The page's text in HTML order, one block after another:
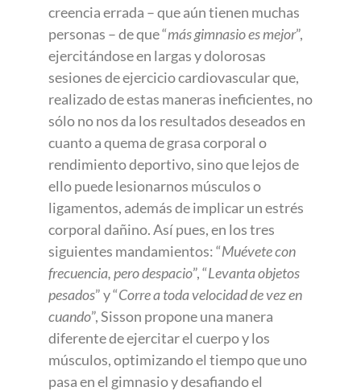
creencia errada – que aún tienen muchas
personas – de que “más gimnasio es mejor”,
ejercitándose en largas y dolorosas
sesiones de ejercicio cardiovascular que,
realizado de estas maneras ineficientes, no
sólo no nos da los resultados deseados en
cuanto a quema de grasa corporal o
rendimiento deportivo, sino que lejos de
ello puede lesionarnos músculos o
ligamentos, además de implicar un estrés
corporal dañino. Así pues, en los tres
siguientes mandamientos: “Muévete con
frecuencia, pero despacio”, “Levanta objetos
pesados” y “Corre a toda velocidad de vez en
cuando”, Sisson propone una manera
diferente de ejercitar el cuerpo y los
músculos, optimizando el tiempo que uno
pasa en el gimnasio y desafiando el